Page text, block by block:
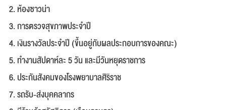
ห้องซาวน่า
การตรวจสุขภาพประจำปี
เงินรางวัลประจำปี (ขึ้นอยู่กับผลประกอบการของคณะ)
ทำงานสัปดาห์ละ 5 วัน และมีวันหยุดราชการ
ประกันสังคมของโรงพยาบาลศิริราช
รถรับ-ส่งบุคคลากร